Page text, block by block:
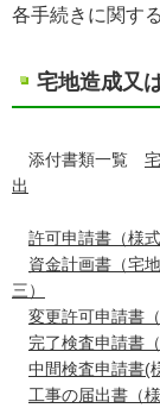
各手続きに関す
宅地造成又
添付書類一覧
出
許可申請書（様式
資金計画書（宅
三）
変更許可申請書（
完了検査申請書
中間検査申請書(
工事の届出書（